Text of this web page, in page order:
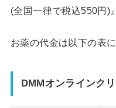
(全国一律で税込550円)
お薬の代金は以下の表
DMMオンラインク